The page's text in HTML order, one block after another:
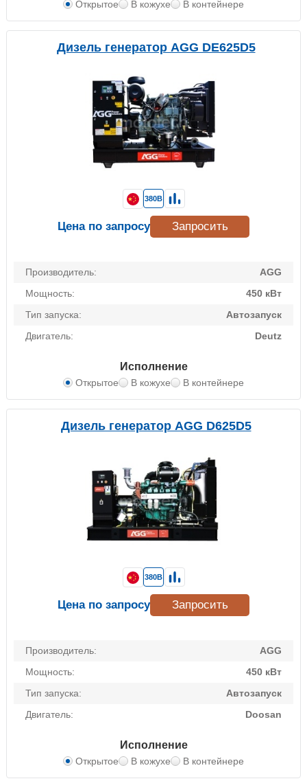
Открытое В кожухе В контейнере
Дизель генератор AGG DE625D5
Производитель:
AGG
Мощность:
450 кВт
Тип запуска:
Автозапуск
Двигатель:
Deutz
Исполнение
Открытое В кожухе В контейнере
380В
Цена по запросу Запросить
Дизель генератор AGG D625D5
Производитель:
AGG
Мощность:
450 кВт
Тип запуска:
Автозапуск
Двигатель:
Doosan
Исполнение
Открытое В кожухе В контейнере
380В
Цена по запросу Запросить